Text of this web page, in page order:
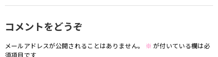
コメントをどうぞ
メールアドレスが公開されることはありません。 ※ が付いている欄は必
須項目です